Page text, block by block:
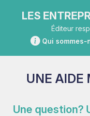
LES
Éditeur
Qui sommes-
UNE AIDE
Une question?